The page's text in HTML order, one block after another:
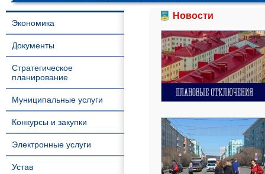
Экономика
Документы
Стратегическое
планирование
Муниципальные услуги
Конкурсы и закупки
Электронные услуги
Устав
Новости